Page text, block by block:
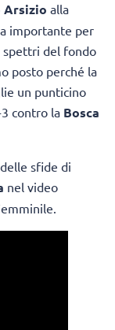
Arsizio alla
importante per
spettri del fondo
posto perché la
un punticino
contro la Bosca
sfide di
nel video